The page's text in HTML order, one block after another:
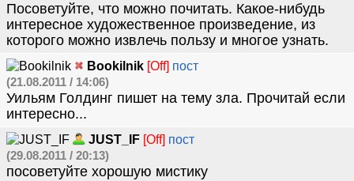
Посоветуйте, что можно почитать. Какое-нибудь
интересное художественное произведение, из
которого можно извлечь пользу и многое узнать.
Bookilnik [Off] пост
(21.08.2011 / 14:06)
Уильям Голдинг пишет на тему зла. Прочитай если
интересно...
JUST_IF [Off] пост
(29.08.2011 / 20:13)
посоветуйте хорошую мистику